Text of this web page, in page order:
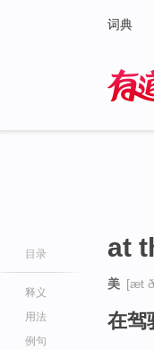
词典
目录
释义
用法
例句
at
美 [æt
在驾